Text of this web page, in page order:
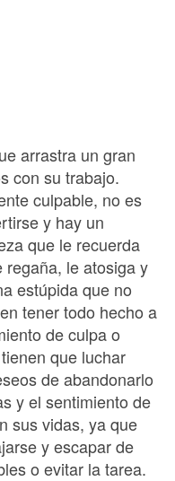
arrastra un gran
con su trabajo.
culpable, no es
y hay un
que le recuerda
regaña, le atosiga y
estúpida que no
tener todo hecho a
de culpa o
que luchar
de abandonarlo
y el sentimiento de
sus vidas, ya que
y escapar de
o evitar la tarea.